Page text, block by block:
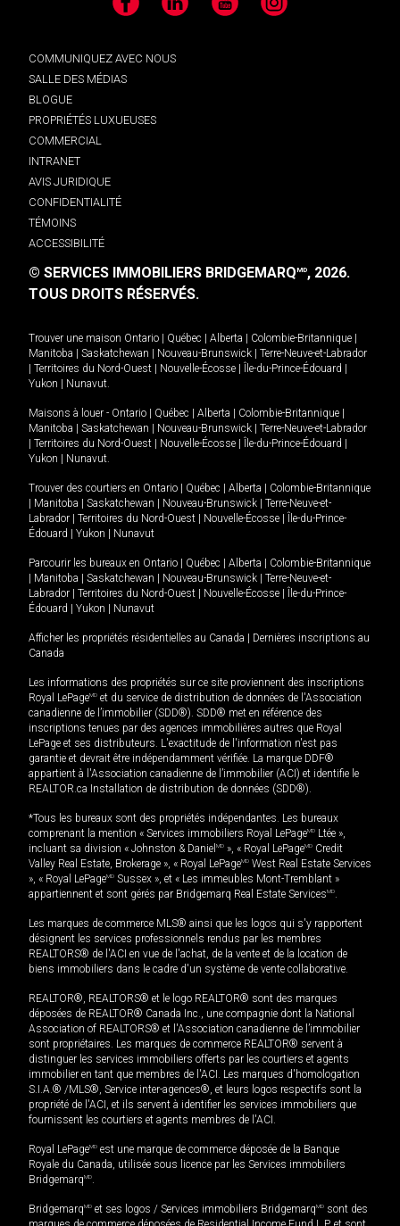
Facebook LinkedIn YouTube Instagram
COMMUNIQUEZ AVEC NOUS
SALLE DES MÉDIAS
BLOGUE
PROPRIÉTÉS LUXUEUSES
COMMERCIAL
INTRANET
AVIS JURIDIQUE
CONFIDENTIALITÉ
TÉMOINS
ACCESSIBILITÉ
© SERVICES IMMOBILIERS BRIDGEMARQMD, 2026.
TOUS DROITS RÉSERVÉS.
Trouver une maison Ontario Québec Alberta Colombie-Britannique
Manitoba
Saskatchewan Nouveau-Brunswick
Terre-Neuve-et-Labrador
Territoires du Nord-Ouest Nouvelle-Écosse Île-du-Prince-Édouard
Yukon
Nunavut.
Maisons à louer - Ontario Québec Alberta Colombie-Britannique
Manitoba
Saskatchewan Nouveau-Brunswick
Terre-Neuve-et-Labrador
Territoires du Nord-Ouest Nouvelle-Écosse Île-du-Prince-Édouard
Yukon
Nunavut.
Trouver des courtiers en Ontario Québec Alberta
Colombie-Britannique
Manitoba Saskatchewan Nouveau-Brunswick
Terre-Neuve-et-
Labrador
Territoires du Nord-Ouest Nouvelle-Écosse
Île-du-Prince-
Édouard
Yukon Nunavut
Parcourir les bureaux en Ontario Québec Alberta
Colombie-Britannique
Manitoba Saskatchewan Nouveau-Brunswick
Terre-Neuve-et-
Labrador
Territoires du Nord-Ouest Nouvelle-Écosse
Île-du-Prince-
Édouard
Yukon Nunavut
Afficher les propriétés résidentielles au Canada
Dernières inscriptions au
Canada
Les informations des propriétés sur ce site proviennent des inscriptions
Royal LePageMD et du service de distribution de données de l'Association
canadienne de l’immobilier (SDD®). SDD® met en référence des
inscriptions tenues par des agences immobilières autres que Royal
LePage et ses distributeurs. L'exactitude de l'information n'est pas
garantie et devrait être indépendamment vérifiée. La marque DDF®
appartient à l'Association canadienne de l’immobilier (ACI) et identifie le
REALTOR.ca Installation de distribution de données (SDD®).
*Tous les bureaux sont des propriétés indépendantes. Les bureaux
comprenant la mention « Services immobiliers Royal LePageMD Ltée »,
incluant sa division « Johnston & Daniel MD », « Royal LePageMD Credit
Valley Real Estate, Brokerage », « Royal LePageMD West Real Estate Services
», « Royal LePageMD Sussex », et « Les immeubles Mont-Tremblant »
appartiennent et sont gérés par Bridgemarq Real Estate ServicesMD.
Les marques de commerce MLS® ainsi que les logos qui s'y rapportent
désignent les services professionnels rendus par les membres
REALTORS® de l'ACI en vue de l'achat, de la vente et de la location de
biens immobiliers dans le cadre d'un système de vente collaborative.
REALTOR®, REALTORS® et le logo REALTOR® sont des marques
déposées de REALTOR® Canada Inc., une compagnie dont la National
Association of REALTORS® et l'Association canadienne de l’immobilier
sont propriétaires. Les marques de commerce REALTOR® servent à
distinguer les services immobiliers offerts par les courtiers et agents
immobilier en tant que membres de l'ACI. Les marques d'homologation
S.I.A.® /MLS®, Service inter-agences®, et leurs logos respectifs sont la
propriété de l'ACI, et ils servent à identifier les services immobiliers que
fournissent les courtiers et agents membres de l'ACI.
Royal LePageMD est une marque de commerce déposée de la Banque
Royale du Canada, utilisée sous licence par les Services immobiliers
BridgemarqMD.
BridgemarqMD et ses logos / Services immobiliers BridgemarqMD sont des